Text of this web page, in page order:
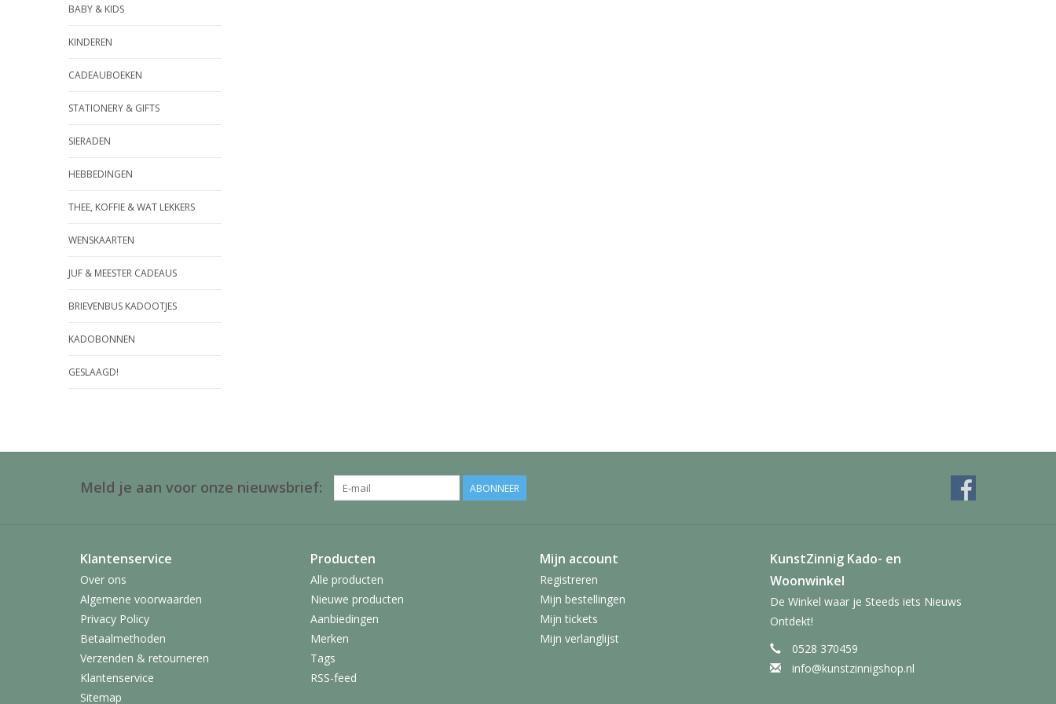
BABY & KIDS
KINDEREN
CADEAUBOEKEN
STATIONERY & GIFTS
SIERADEN
HEBBEDINGEN
THEE, KOFFIE & WAT LEKKERS
WENSKAARTEN
JUF & MEESTER CADEAUS
BRIEVENBUS KADOOTJES
KADOBONNEN
GESLAAGD!
Meld je aan voor onze nieuwsbrief: ABONNEER
Klantenservice
Over ons
Algemene voorwaarden
Privacy Policy
Betaalmethoden
Verzenden & retourneren
Klantenservice
Sitemap
Producten
Alle producten
Nieuwe producten
Aanbiedingen
Merken
Tags
RSS-feed
Mijn account
Registreren
Mijn bestellingen
Mijn tickets
Mijn verlanglijst
KunstZinnig Kado- en
Woonwinkel
De Winkel waar je Steeds iets Nieuws
Ontdekt!
0528 370459
info@kunstzinnigshop.nl